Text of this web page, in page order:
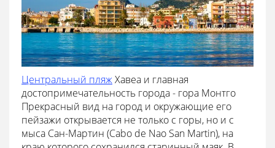
Центральный пляжХавеа и главная
достопримечательность города - гора Монтго
Прекрасный вид на город и окружающие его
пейзажи открывается не только с горы, но и с
мыса Сан-Мартин (Cabo de Nao San Martin), на